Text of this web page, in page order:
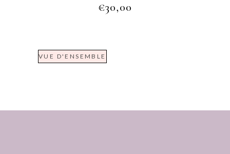
€30,00
VUE D'ENSEMBLE